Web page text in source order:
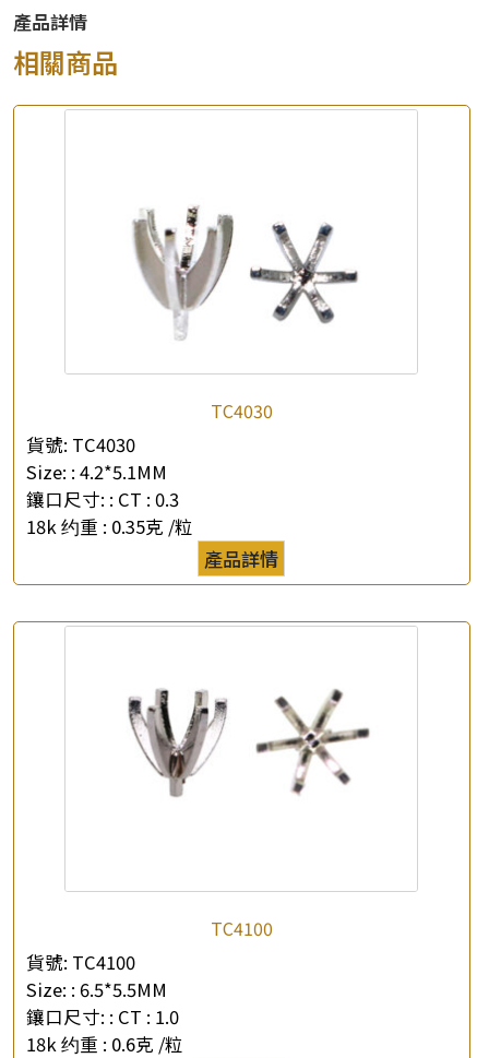
*你的名字
公司名稱
*聯絡電話
產品詳情
相關商品
TC4030
貨號: TC4030
Size: : 4.2*5.1MM
鑲口尺寸: : CT : 0.3
18k 约重 : 0.35克 /粒
產品詳情
TC4100
貨號: TC4100
Size: : 6.5*5.5MM
鑲口尺寸: : CT : 1.0
18k 约重 : 0.6克 /粒